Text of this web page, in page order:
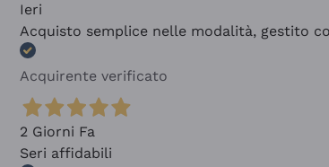
Ieri
Acquisto semplice nelle modalità, gestito
Acquirente verificato
2 Giorni Fa
Seri affidabili